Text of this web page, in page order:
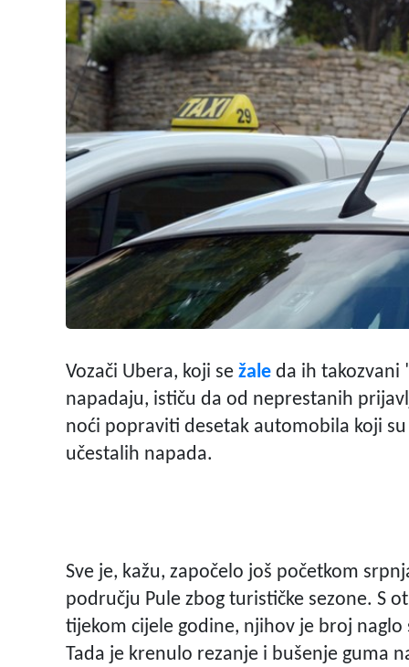
Vozači Ubera, koji se žale da ih takozvani
napadaju, ističu da od neprestanih
noći popraviti desetak automobila koji
učestalih napada.
Sve je, kažu, započelo još početkom
području Pule zbog turističke sezone. S
tijekom cijele godine, njihov je broj
Tada je krenulo rezanje i bušenje guma